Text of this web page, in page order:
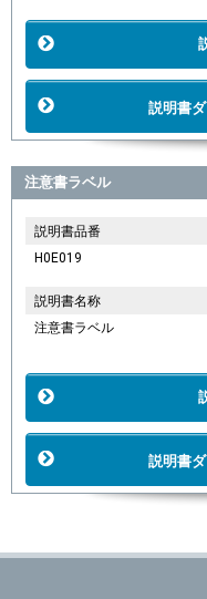
説明書
注意書ラベル
説明書品番
H0E019
説明書名称
注意書ラベル
説明書